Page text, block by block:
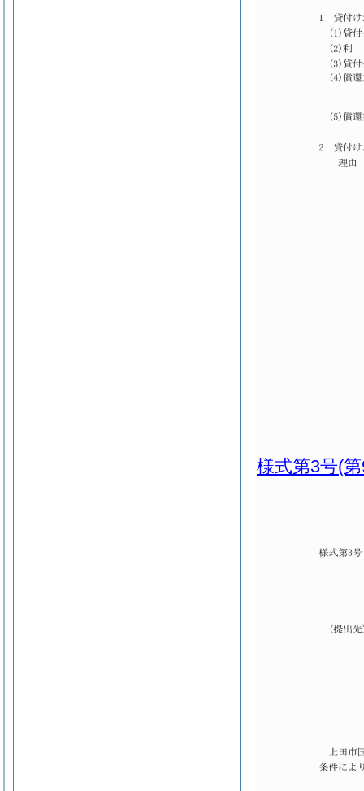
様式第3号(